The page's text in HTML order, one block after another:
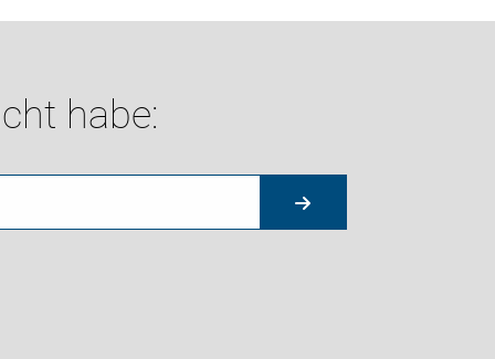
habe: